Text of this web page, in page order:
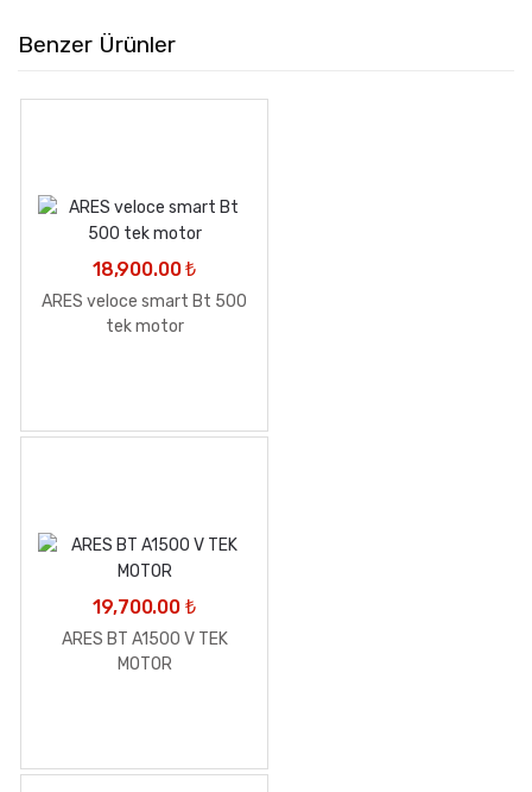
Benzer Ürünler
18,900.00₺
ARES veloce smart Bt 500
tek motor
19,700.00 ₺
ARES BT A1500 V TEK
MOTOR